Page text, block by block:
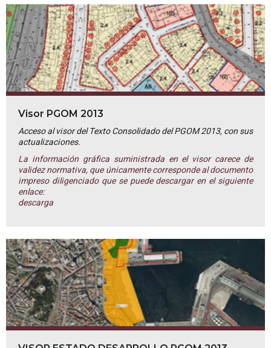
Visor PGOM 2013
Acceso al visor del Texto Consolidado del PGOM 2013, con sus
actualizaciones.
La información gráfica suministrada en el visor carece de
validez normativa, que únicamente corresponde al documento
impreso diligenciado que se puede descargar en el siguiente
enlace:
descarga